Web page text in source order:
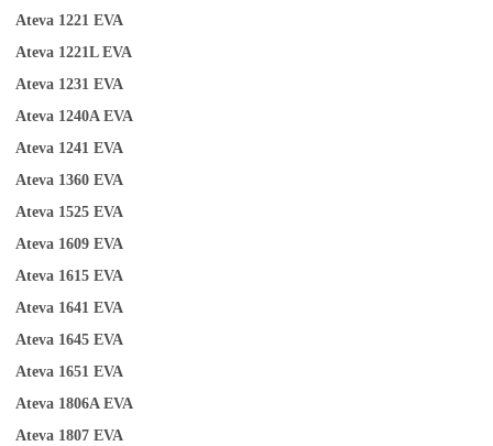
Ateva 1221 EVA
Ateva 1221L EVA
Ateva 1231 EVA
Ateva 1240A EVA
Ateva 1241 EVA
Ateva 1360 EVA
Ateva 1525 EVA
Ateva 1609 EVA
Ateva 1615 EVA
Ateva 1641 EVA
Ateva 1645 EVA
Ateva 1651 EVA
Ateva 1806A EVA
Ateva 1807 EVA